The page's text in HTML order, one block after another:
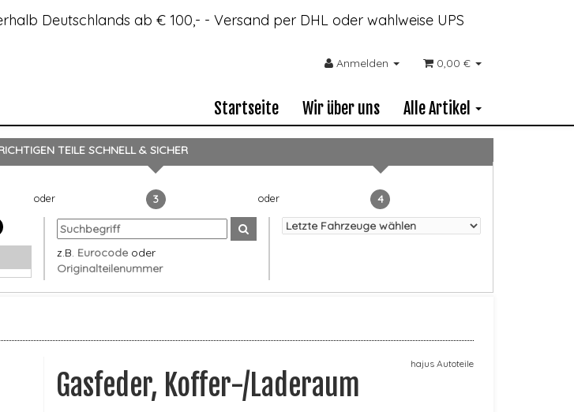
Deutschlands ab € 100,- - Versand per DHL oder wahlweise UPS
Anmelden 0,00 €
Startseite Wir über uns Alle Artikel
TEILE SCHNELL & SICHER
3
z.B. Eurocode oder
Originalteilenummer
4
hajus Autoteile
Gasfeder, Koffer-/Laderaum